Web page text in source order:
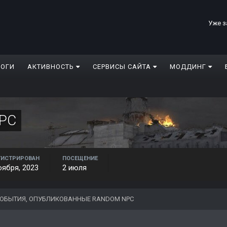
Уже
АКТИВНОСТЬ СЕРВИСЫ САЙТА МОДДИНГ
2023
ПОСЕЩЕНИЕ
2 июля
ОПУБЛИКОВАННЫЕ RANDOM NPC